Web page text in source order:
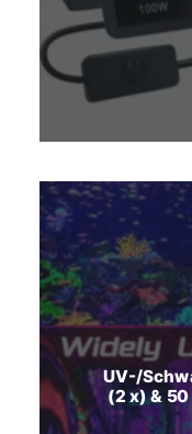
UV-/
(2 x) &